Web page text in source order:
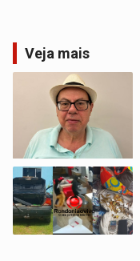
Veja mais